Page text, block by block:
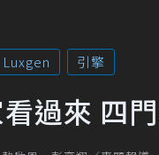
Luxgen 引擎
看過來 四